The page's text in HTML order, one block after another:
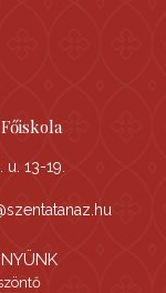
13-19.